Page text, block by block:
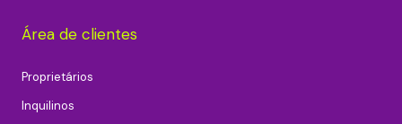
Área de clientes
Proprietários
Inquilinos